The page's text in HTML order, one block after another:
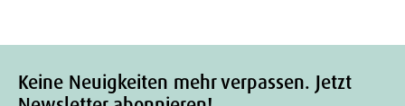
Keine Neuigkeiten mehr verpassen. Jetzt